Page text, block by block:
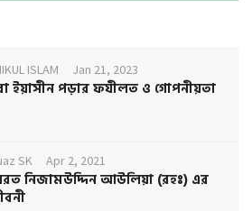
ISLAM Jan 21, 2023
ইয়াসীন পড়ার ফযীলত ও গোপনীয়তা
SK Apr 2, 2021
নিজামউদ্দিন আউলিয়া (রহঃ) এর